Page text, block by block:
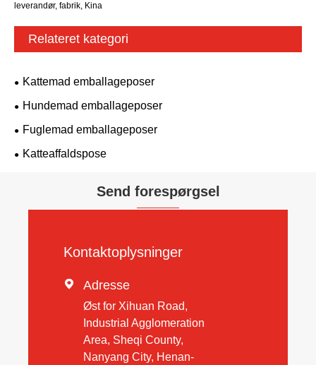
leverandør, fabrik, Kina
Relateret kategori
Kattemad emballageposer
Hundemad emballageposer
Fuglemad emballageposer
Katteaffaldspose
Send forespørgsel
Kontaktoplysninger
 Adresse
Øst for Xihuan Road,
Industrial Agglomeration
Area, Sheqi County,
Nanyang City, Henan-